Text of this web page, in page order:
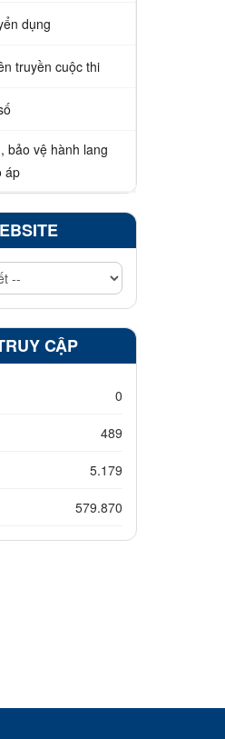
dụng
truyền cuộc thi
bảo vệ hành lang
áp
CẬP
0
489
5.179
579.870